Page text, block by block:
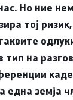
Но ние
тој
тип на
една земја